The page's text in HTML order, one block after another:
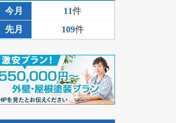
頂きました！
2026/08/02
名古屋市名東区のお客様より、雨漏り補
修工事の御見積依頼を頂きました！
2026/08/01
名古屋市千種区のお客様より、外壁その
他塗装工事の御見積依頼を頂きました！
2026/08/01
名古屋市中川区のお客様より、雨漏れ修
今月 11件
先月
109件